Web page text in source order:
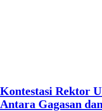
Kontestasi Rektor
Antara Gagasan